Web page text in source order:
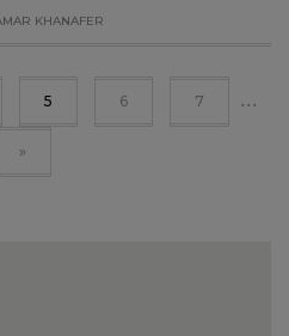
KHANAFER
5 6 7 ...
»